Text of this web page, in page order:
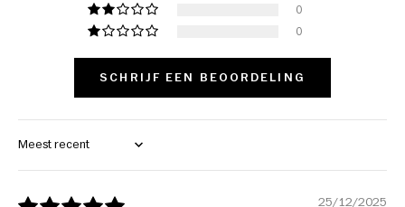
0
0
SCHRIJF EEN BEOORDELING
Sort by
25/12/2025